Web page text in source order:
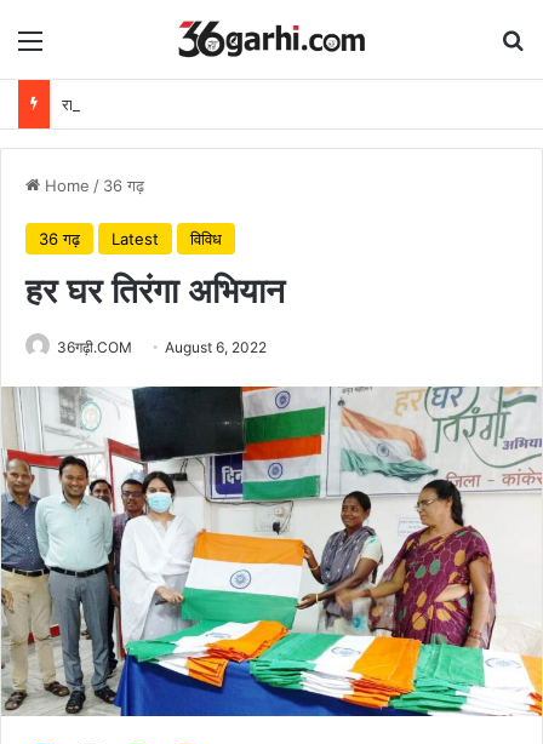
Menu
Home / 36 गढ़
36 गढ़ Latest विविध
हर घर तिरंगा अभियान
36गढ़ी.COM August 6, 2022